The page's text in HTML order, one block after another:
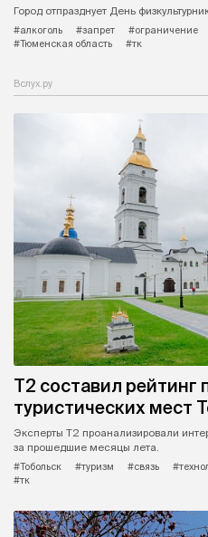
Город отпразднует День
#алкоголь
#запрет #ограничение
#Тюменская область
#тк
Вслух.ру
Т2 составил рейтинг
туристических мест
Эксперты Т2 проанализировали
за прошедшие месяцы лета.
#Тобольск
#туризм #связь
#тк